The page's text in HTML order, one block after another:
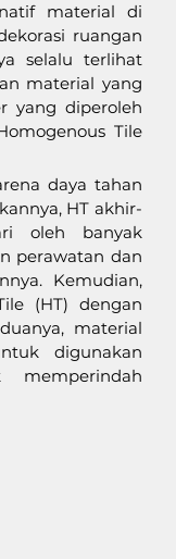
material di
ruangan
selalu terlihat
material yang
yang diperoleh
Tile
daya tahan
HT akhir-
oleh banyak
perawatan dan
Kemudian,
(HT) dengan
material
digunakan